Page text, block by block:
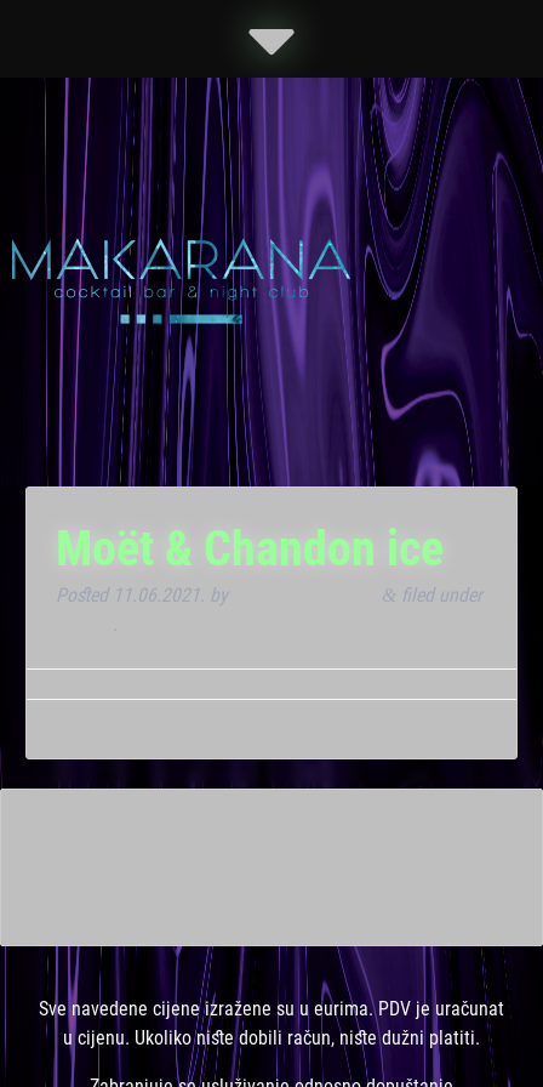
Moët & Chandon ice
Posted 11.06.2021. by & filed under
.
Sve navedene cijene izražene su u eurima. PDV je uračunat
u cijenu. Ukoliko niste dobili račun, niste dužni platiti.